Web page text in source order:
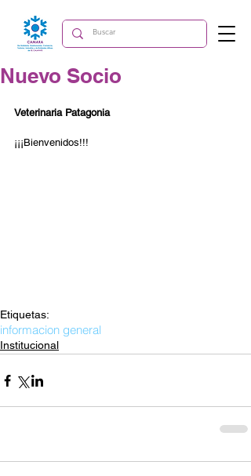
Nuevo Socio
Veterinaria Patagonia
¡¡¡Bienvenidos!!!
Etiquetas:
informacion general
Institucional